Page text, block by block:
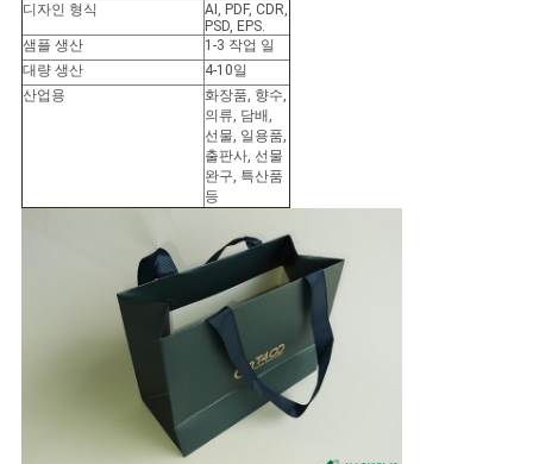
디자인 형식
AI, PDF, CDR,
PSD, EPS.
샘플 생산
1-3 작업 일
대량 생산
4-10일
산업용
화장품, 향수,
의류, 담배,
선물, 일용품,
출판사, 선물
완구, 특산품
등